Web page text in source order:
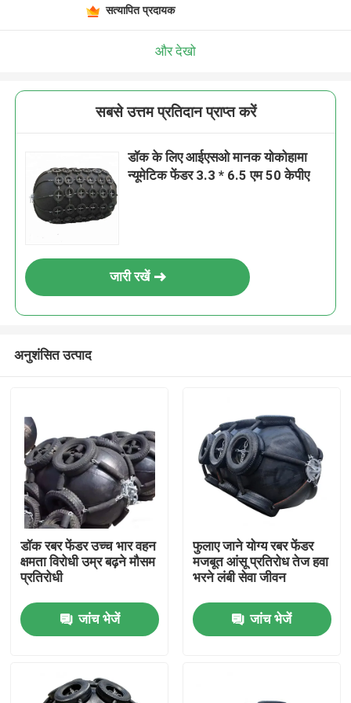
सत्यापित प्रदायक
और देखो
सबसे उत्तम प्रतिदान प्राप्त करें
डॉक के लिए आईएसओ मानक योकोहामा
न्यूमेटिक फेंडर 3.3 * 6.5 एम 50 केपीए
जारी रखें
अनुशंसित उत्पाद
डॉक रबर फेंडर उच्च भार वहन
क्षमता विरोधी उम्र बढ़ने मौसम
प्रतिरोधी
जांच भेजें
फुलाए जाने योग्य रबर फेंडर
मजबूत आंसू प्रतिरोध तेज हवा
भरने लंबी सेवा जीवन
जांच भेजें